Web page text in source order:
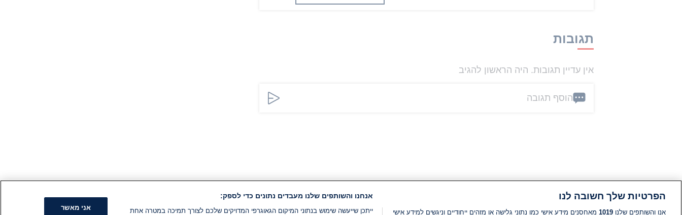
תגובות
אין עדיין תגובות. היה הראשון להגיב
הוסף תגובה
הפרטיות שלך חשובה לנו
אנו והשותפים שלנו 1019 מאחסנים מידע אישי כמו נתוני גלישה או מזהים ייחודיים וניגשים למידע אישי
אנחנו והשותפים שלנו מעבדים נתונים כדי לספק:
ייתכן שייעשה שימוש בנתוני המיקום הגאוגרפי המדויקים שלכם לצורך תמיכה במטרה אחת
אני מאשר